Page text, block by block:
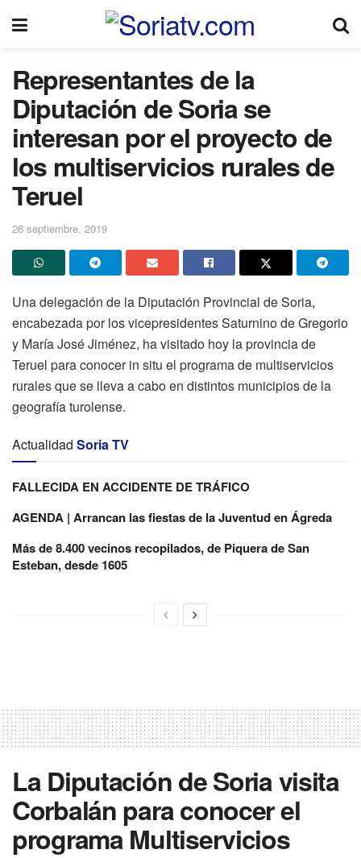
Representantes de la
Diputación de Soria se
interesan por el proyecto de
los multiservicios rurales de
Teruel
26 septiembre, 2019
Una delegación de la Diputación Provincial de Soria,
encabezada por los vicepresidentes Saturnino de Gregorio
y María José Jiménez, ha visitado hoy la provincia de
Teruel para conocer in situ el programa de multiservicios
rurales que se lleva a cabo en distintos municipios de la
geografía turolense.
Actualidad Soria TV
FALLECIDA EN ACCIDENTE DE TRÁFICO
AGENDA | Arrancan las fiestas de la Juventud en Ágreda
Más de 8.400 vecinos recopilados, de Piquera de San
Esteban, desde 1605
La Diputación de Soria visita
Corbalán para conocer el
programa Multiservicios